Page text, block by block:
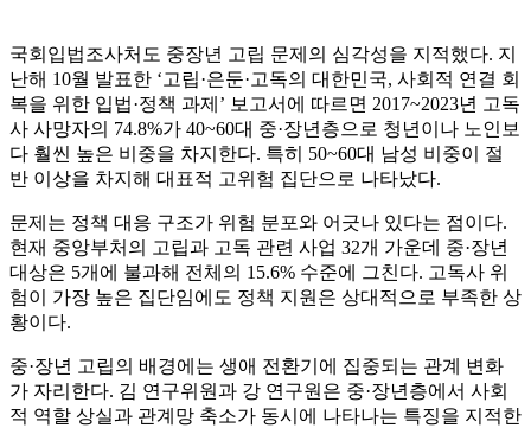
국회입법조사처도 중장년 고립 문제의 심각성을 지적했다. 지
난해 10월 발표한 ‘고립·은둔·고독의 대한민국, 사회적 연결 회
복을 위한 입법·정책 과제’ 보고서에 따르면 2017~2023년 고독
사 사망자의 74.8%가 40~60대 중·장년층으로 청년이나 노인보
다 훨씬 높은 비중을 차지한다. 특히 50~60대 남성 비중이 절
반 이상을 차지해 대표적 고위험 집단으로 나타났다.
문제는 정책 대응 구조가 위험 분포와 어긋나 있다는 점이다.
현재 중앙부처의 고립과 고독 관련 사업 32개 가운데 중·장년
대상은 5개에 불과해 전체의 15.6% 수준에 그친다. 고독사 위
험이 가장 높은 집단임에도 정책 지원은 상대적으로 부족한 상
황이다.
중·장년 고립의 배경에는 생애 전환기에 집중되는 관계 변화
가 자리한다. 김 연구위원과 강 연구원은 중·장년층에서 사회
적 역할 상실과 관계망 축소가 동시에 나타나는 특징을 지적한